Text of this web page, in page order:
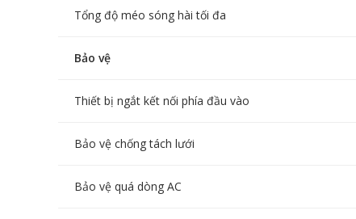
Tổng độ méo sóng hài tối đa
Bảo vệ
Thiết bị ngắt kết nối phía đầu vào
Bảo vệ chống tách lưới
Bảo vệ quá dòng AC